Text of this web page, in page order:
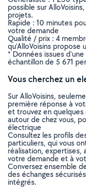
possible sur
projets.
Rapide : 10 minutes
votre demande
Qualité / prix : 4
qu’AlloVoisins
* Données issues
échantillon de 5 671
Vous cherchez un
Sur AlloVoisins,
première réponse à
et trouvez en
autour de chez vous,
électrique
Consultez les profils
particuliers, qui vous
réalisation, expertises,
votre demande et à
Conversez ensemble
des échanges
intégrés.